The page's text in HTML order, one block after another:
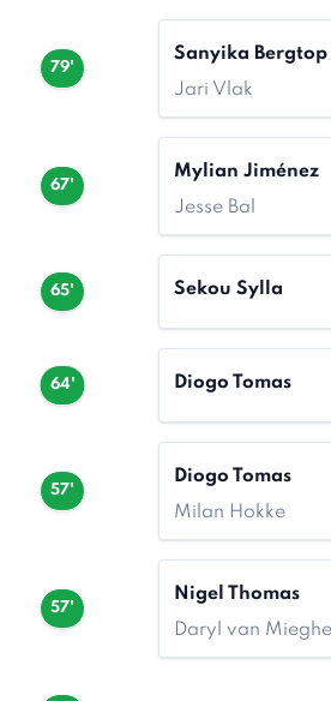
79'
Sanyika Bergtop
Jari Vlak
67'
Mylian Jiménez
Jesse Bal
65' Sekou Sylla
64' Diogo Tomas
57'
Diogo Tomas
Milan Hokke
57'
Nigel Thomas
Daryl van